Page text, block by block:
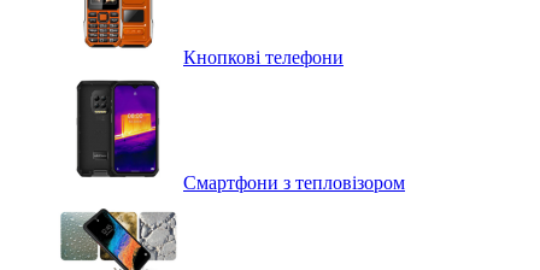
Кнопкові телефони
Смартфони з тепловізором